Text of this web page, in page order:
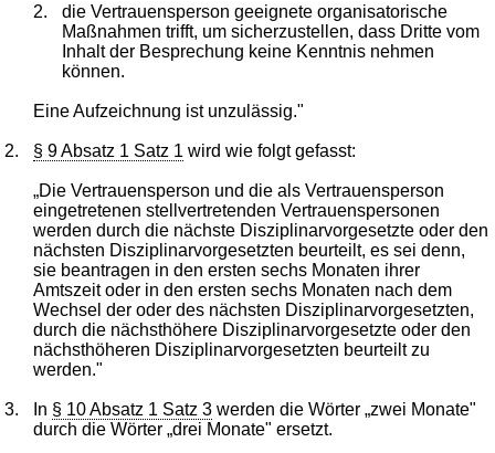
2.
die Vertrauensperson geeignete organisatorische
Maßnahmen trifft, um sicherzustellen, dass Dritte vom
Inhalt der Besprechung keine Kenntnis nehmen
können.
Eine Aufzeichnung ist unzulässig."
2. § 9 Absatz 1 Satz 1 wird wie folgt gefasst:
„Die Vertrauensperson und die als Vertrauensperson
eingetretenen stellvertretenden Vertrauenspersonen
werden durch die nächste Disziplinarvorgesetzte oder den
nächsten Disziplinarvorgesetzten beurteilt, es sei denn,
sie beantragen in den ersten sechs Monaten ihrer
Amtszeit oder in den ersten sechs Monaten nach dem
Wechsel der oder des nächsten Disziplinarvorgesetzten,
durch die nächsthöhere Disziplinarvorgesetzte oder den
nächsthöheren Disziplinarvorgesetzten beurteilt zu
werden."
3. In § 10 Absatz 1 Satz 3 werden die Wörter „zwei Monate"
durch die Wörter „drei Monate" ersetzt.